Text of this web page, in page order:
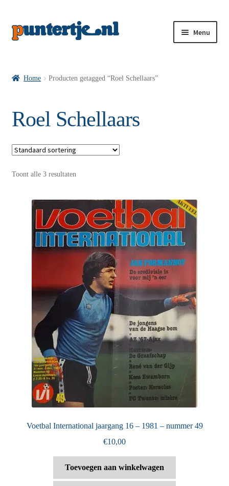
Menu
VI’s met Posters
Wie is puntertje
Puntertjes
Home Producten getagged “Roel Schellaars”
Roel Schellaars
Toont alle 3 resultaten
Voetbal International jaargang 16 – 1981 – nummer 49
€10,00
Toevoegen aan winkelwagen